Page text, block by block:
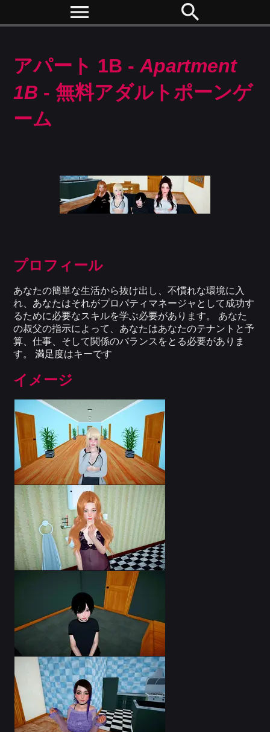
menu search
アパート 1B -Apartment
1B - 無料アダルトポーンゲ
ーム
プロフィール
あなたの簡単な生活から抜け出し、不慣れな環境に入
れ、あなたはそれがプロパティマネージャとして成功す
るために必要なスキルを学ぶ必要があります。 あなた
の叔父の指示によって、あなたはあなたのテナントと予
算、仕事、そして関係のバランスをとる必要がありま
す。 満足度はキーです
イメージ